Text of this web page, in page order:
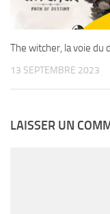
The witcher, la voie du
13 SEPTEMBRE 2023
LAISSER UN